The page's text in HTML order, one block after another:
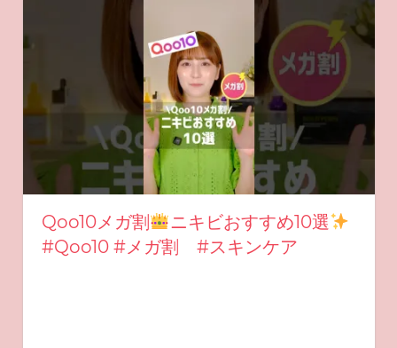
Qoo10メガ割
ニキビおすすめ10選
#Qoo10 #メガ割 #スキンケア